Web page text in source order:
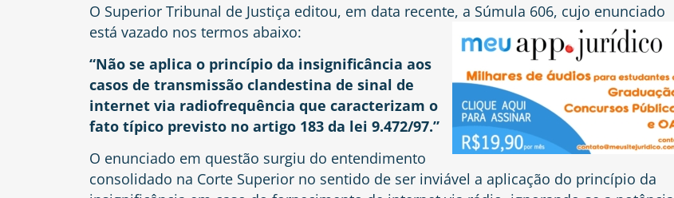
O Superior Tribunal de Justiça editou, em data recente, a Súmula 606, cujo enunciado
está vazado nos termos abaixo:
“Não se aplica o princípio da insignificância aos
casos de transmissão clandestina de sinal de
internet via radiofrequência que caracterizam o
fato típico previsto no artigo 183 da lei 9.472/97.”
O enunciado em questão surgiu do entendimento
consolidado na Corte Superior no sentido de ser inviável a aplicação do princípio da